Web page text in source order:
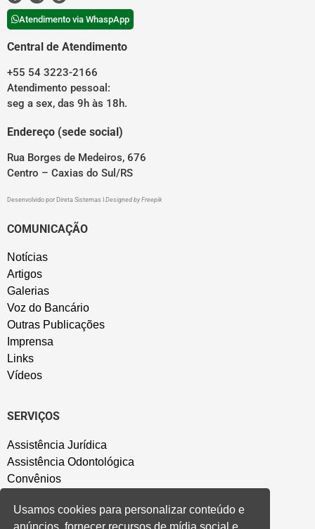
Atendimento via WhaspApp
Central de Atendimento
+55 54 3223-2166
Atendimento pessoal:
seg a sex, das 9h às 18h.
Endereço (sede social)
Rua Borges de Medeiros, 676
Centro – Caxias do Sul/RS
Desenvolvido por Direta Sistemas Designed by Freepik
COMUNICAÇÃO
Notícias
Artigos
Galerias
Voz do Bancário
Outras Publicações
Imprensa
Links
Vídeos
SERVIÇOS
Assistência Jurídica
Assistência Odontológica
Convênios
Salão de Festa
Usamos cookies para personalizar conteúdo e
anúncios, fornecer recursos de mídia social e